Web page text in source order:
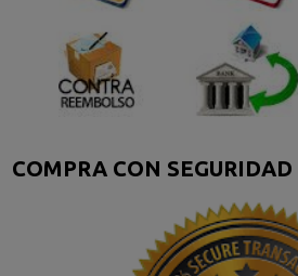
COMPRA CON SEGURIDAD